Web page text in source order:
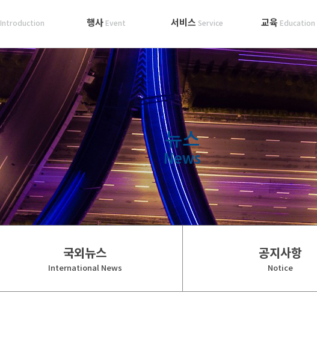
Introduction 행사 Event 서비스 Service 교육 Education
뉴스
News
국외뉴스
International News
공지사항
Notice